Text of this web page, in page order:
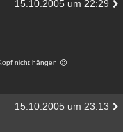
15.10.2005 um 22:29
nicht hängen
15.10.2005 um 23:13